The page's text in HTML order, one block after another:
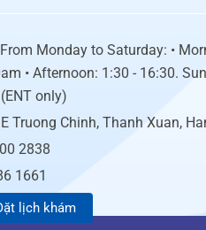
From Monday to Saturday: •
• Afternoon: 1:30 - 16:30.
only)
Truong Chinh, Thanh Xuan,
2838
1661
lịch khám